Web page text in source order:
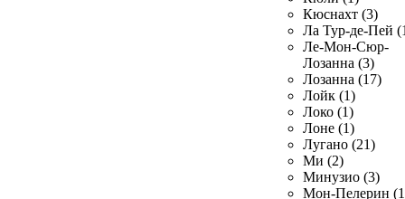
Кюснахт (3)
Ла Тур-де-Пей
Ле-Мон-Сюр-
Лозанна (3)
Лозанна (17)
Лойк (1)
Локо (1)
Лоне (1)
Лугано (21)
Ми (2)
Минузио (3)
Мон-Пелерин